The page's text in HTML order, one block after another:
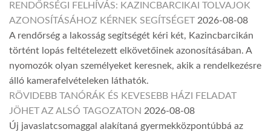
RENDŐRSÉGI FELHÍVÁS: KAZINCBARCIKAI TOLVAJOK
AZONOSÍTÁSÁHOZ KÉRNEK SEGÍTSÉGET 2026-08-08
A rendőrség a lakosság segítségét kéri két, Kazincbarcikán
történt lopás feltételezett elkövetőinek azonosításában. A
nyomozók olyan személyeket keresnek, akik a rendelkezésre
álló kamerafelvételeken láthatók.
RÖVIDEBB TANÓRÁK ÉS KEVESEBB HÁZI FELADAT
JÖHET AZ ALSÓ TAGOZATON 2026-08-08
Új javaslatcsomaggal alakítaná gyermekközpontúbbá az